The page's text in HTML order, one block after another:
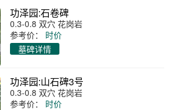
功泽园:石卷碑
0.3-0.8 双穴 花岗岩
参考价：
时价
墓碑详情
功泽园:山石碑3号
0.3-0.8 双穴 花岗岩
参考价：
时价